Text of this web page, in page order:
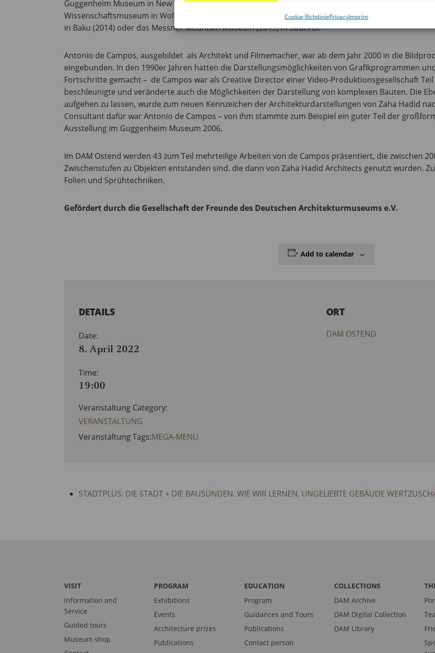
Cookie-RichtliniePrivacyImprint
Guggenheim Museum in New York (2006) sowie die Zuerkennung des Pritzker-Preis (2004). Zu den
Wissenschaftsmuseum in Wolfsburg (2005), das Aquatics Centre für die Olympischen Sommerspiele
in Baku (2014) oder das Messner Mountain Museum (2015) in Südtirol.
Antonio de Campos, ausgebildet als Architekt und Filmemacher, war ab dem Jahr 2000 in die
eingebunden. In den 1990er Jahren hatten die Darstellungsmöglichkeiten von Grafikprogrammen
Fortschritte gemacht – de Campos war als Creative Director einer Video-Produktionsgesellschaft
beschleunigte und veränderte auch die Möglichkeiten der Darstellung von komplexen Bauten. Die
aufgehen zu lassen, wurde zum neuen Kennzeichen der Architekturdarstellungen von Zaha Hadid
Consultant dafür war Antonio de Campos – von ihm stammte zum Beispiel ein guter Teil der
Ausstellung im Guggenheim Museum 2006.
Im DAM Ostend werden 43 zum Teil mehrteilige Arbeiten von de Campos präsentiert, die zwischen
Zwischenstufen zu Objekten entstanden sind. die dann von Zaha Hadid Architects genutzt wurden.
Folien und Sprühtechniken.
Gefördert durch die Gesellschaft der Freunde des Deutschen Architekturmuseums e.V.
Add to calendar
DETAILS
Date:
8. April 2022
Time:
19:00
Veranstaltung Category:
VERANSTALTUNG
Veranstaltung Tags:MEGA-MENU
ORT
DAM OSTEND
STADTPLUS: DIE STADT + DIE BAUSÜNDEN. WIE WIR LERNEN, UNGELIEBTE GEBÄUDE
VISIT
Information and
Service
Guided tours
Museum shop
PROGRAM
Exhibitions
Events
Architecture prizes
Publications
EDUCATION
Program
Guidances and Tours
Publications
Contact person
COLLECTIONS
DAM Archive
DAM Digital Collection
DAM Library